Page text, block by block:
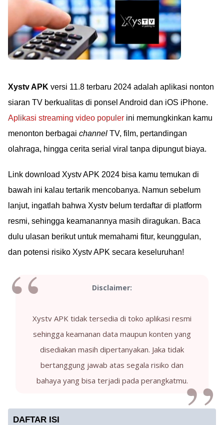
Xystv APK versi 11.8 terbaru 2024 adalah aplikasi nonton
siaran TV berkualitas di ponsel Android dan iOS iPhone.
Aplikasi streaming video populer ini memungkinkan kamu
menonton berbagai channel TV, film, pertandingan
olahraga, hingga cerita serial viral tanpa dipungut biaya.
Link download Xystv APK 2024 bisa kamu temukan di
bawah ini kalau tertarik mencobanya. Namun sebelum
lanjut, ingatlah bahwa Xystv belum terdaftar di platform
resmi, sehingga keamanannya masih diragukan. Baca
dulu ulasan berikut untuk memahami fitur, keunggulan,
dan potensi risiko Xystv APK secara keseluruhan!
Disclaimer:
Xystv APK tidak tersedia di toko aplikasi resmi
sehingga keamanan data maupun konten yang
disediakan masih dipertanyakan. Jaka tidak
bertanggung jawab atas segala risiko dan
bahaya yang bisa terjadi pada perangkatmu.
DAFTAR ISI